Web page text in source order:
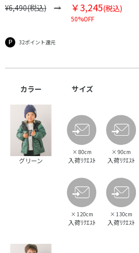
¥6,490(税込) ￥3,245(税込)
50%OFF
32ポイント還元
カラー サイズ
グリーン
× 80cm
入荷ﾘｸｴｽﾄ
× 90cm
入荷ﾘｸｴｽﾄ
× 120cm
入荷ﾘｸｴｽﾄ
× 130cm
入荷ﾘｸｴｽﾄ